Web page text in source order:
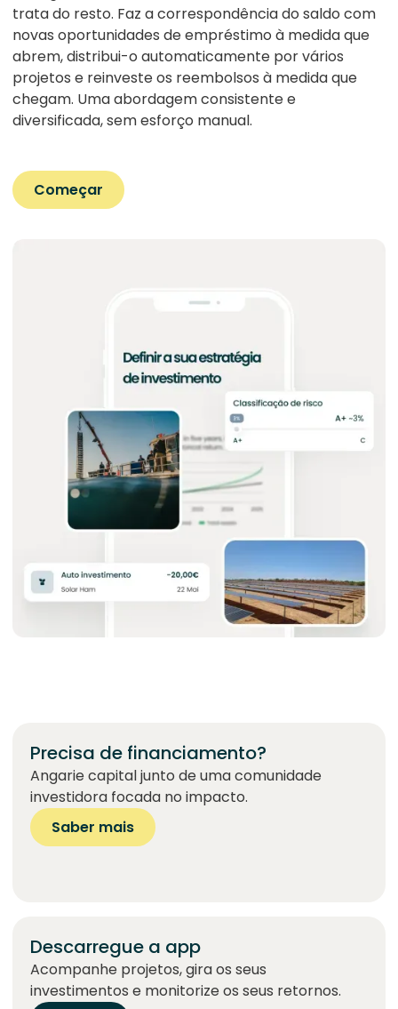
trata do resto. Faz a correspondência do saldo com
novas oportunidades de empréstimo à medida que
abrem, distribui-o automaticamente por vários
projetos e reinveste os reembolsos à medida que
chegam. Uma abordagem consistente e
diversificada, sem esforço manual.
Começar
Precisa de financiamento?
Angarie capital junto de uma comunidade
investidora focada no impacto.
Saber mais
Descarregue a app
Acompanhe projetos, gira os seus
investimentos e monitorize os seus retornos.